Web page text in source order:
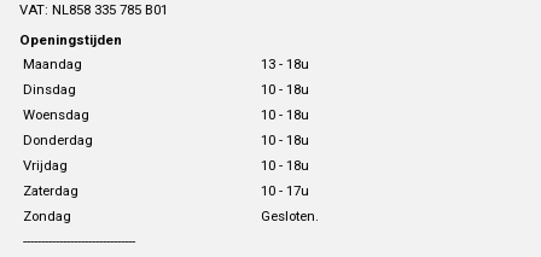
VAT: NL858 335 785 B01
Openingstijden
Maandag
13 - 18u
Dinsdag
10 - 18u
Woensdag
10 - 18u
Donderdag
10 - 18u
Vrijdag
10 - 18u
Zaterdag
10 - 17u
Zondag
Gesloten.
-------------------------------